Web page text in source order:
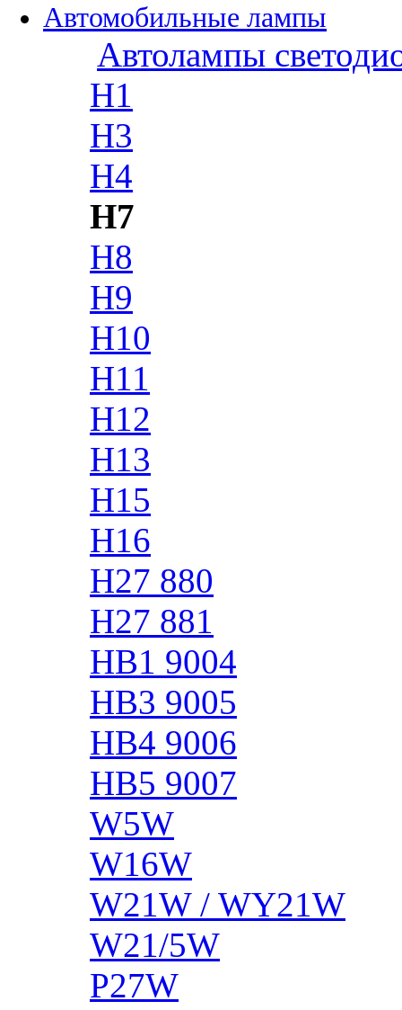
Автомобильные лампы
Автолампы
H1
H3
H4
H7
H8
H9
H10
H11
H12
H13
H15
H16
H27 880
H27 881
HB1 9004
HB3 9005
HB4 9006
HB5 9007
W5W
W16W
W21W / WY21W
W21/5W
P27W